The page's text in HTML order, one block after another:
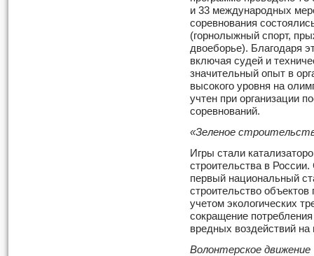
и 33 международных
соревнования
(горнолыжный спорт,
двоеборье). Благодаря
включая судей и
значительный опыт в
высокого уровня на
учтен при организации
соревнований.
«Зеленое
Игры стали
строительства в
первый национальный
строительство
учетом экологических
сокращение
вредных воздействий на
Волонтерское движение